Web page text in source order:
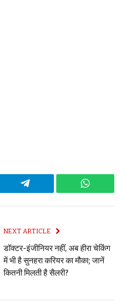
Telegram
NEXT ARTICLE
डॉक्टर-इंजीनियर नहीं, अब हीरा चेकिंग
में भी है सुनहरा करियर का मौका; जानें
कितनी मिलती है सैलरी?